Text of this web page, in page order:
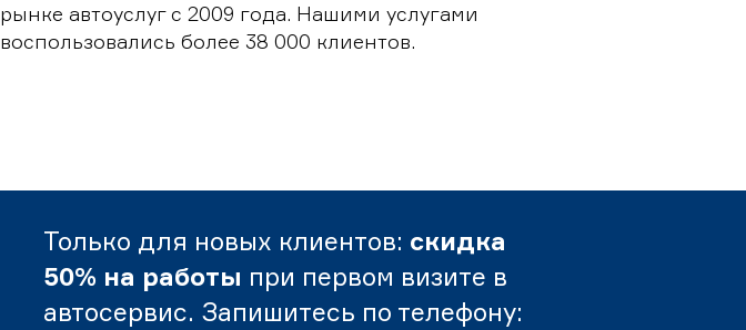
рынке автоуслуг с 2009 года. Нашими услугами
воспользовались более 38 000 клиентов.
Только для новых клиентов: скидка
50% на работы при первом визите в
автосервис. Запишитесь по телефону: